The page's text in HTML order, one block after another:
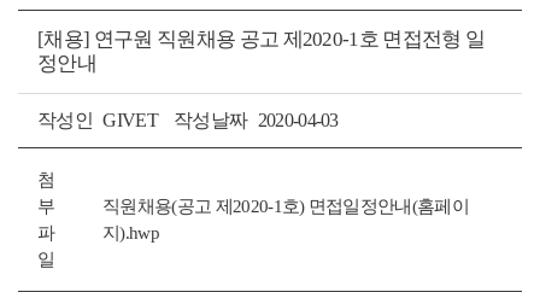
[채용] 연구원 직원채용 공고 제2020-1호 면접전형 일
정안내
작성인 GIVET 작성날짜 2020-04-03
첨
부
파
일
직원채용(공고 제2020-1호) 면접일정안내(홈페이
지).hwp